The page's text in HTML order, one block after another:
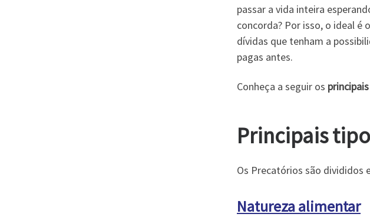
passar a vida inteira
concorda? Por isso, o ideal é
dívidas que tenham a
pagas antes.
Conheça a seguir os
Principais
Os Precatórios são divididos
Natureza alimentar